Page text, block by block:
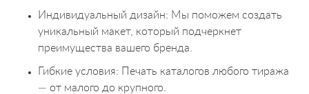
Индивидуальный дизайн: Мы поможем создать
уникальный макет, который подчеркнет
преимущества вашего бренда.
Гибкие условия: Печать каталогов любого тиража
— от малого до крупного.